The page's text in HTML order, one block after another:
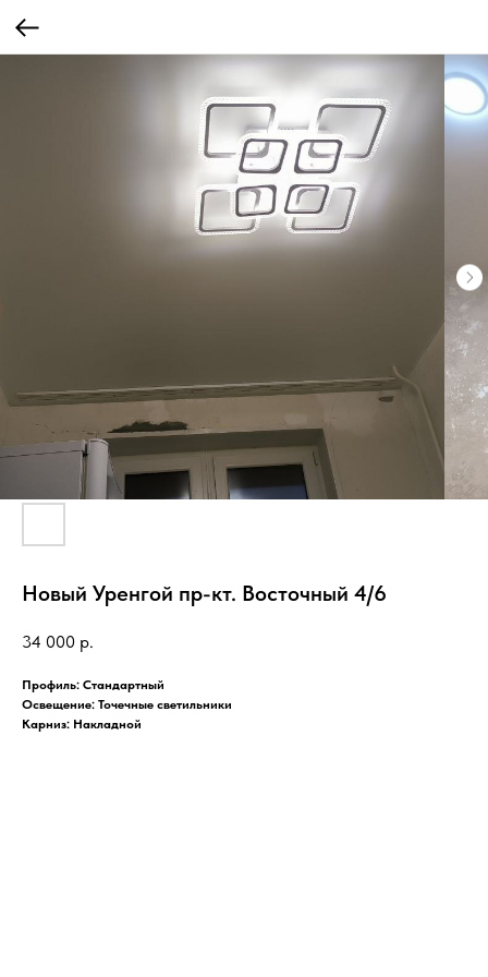
Новый Уренгой пр-кт. Восточный 4/6
34 000 р.
Профиль: Стандартный
Освещение: Точечные светильники
Карниз: Накладной